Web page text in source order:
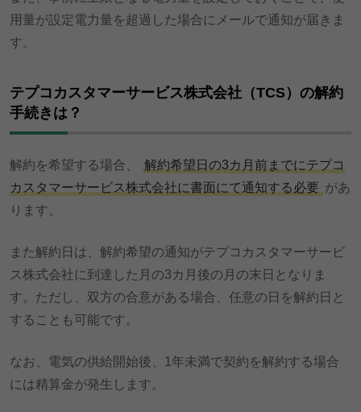
用量が設定電力量を超過した場合にメールで通知が届きま
す。
テプコカスタマーサービス株式会社（TCS）の解約
手続きは？
解約を希望する場合、
解約希望日の3カ月前までにテプコ
カスタマーサービス株式会社に書面にて通知する必要 があ
ります。
また解約日は、解約希望の通知がテプコカスタマーサービ
ス株式会社に到達した月の3カ月後の月の末日となりま
す。ただし、双方の合意がある場合、任意の日を解約日と
することも可能です。
なお、電気の供給開始後、1年未満で契約を解約する場合
には精算金が発生します。